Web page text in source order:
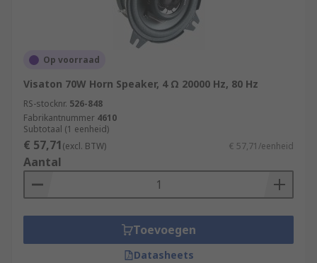
Op voorraad
Visaton 70W Horn Speaker, 4 Ω 20000 Hz, 80 Hz
RS-stocknr. 526-848
Fabrikantnummer 4610
Subtotaal (1 eenheid)
€ 57,71(excl. BTW) € 57,71/eenheid
Aantal
Toevoegen
Datasheets